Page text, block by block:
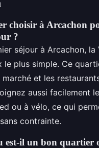
choisir à Arcachon
?
séjour à Arcachon, la
le plus simple. Ce
marché et les
aussi facilement
ou à vélo, ce qui
contrainte.
est-il un bon quartier